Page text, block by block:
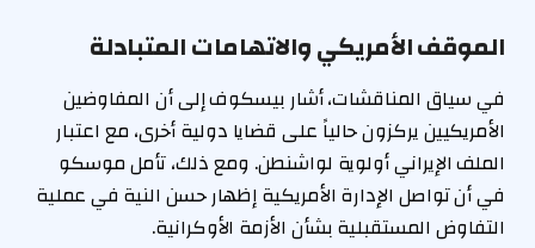
الموقف الأمريكي والاتهامات المتبادلة
في سياق المناقشات، أشار بيسكوف إلى أن المفاوضين
الأمريكيين يركزون حالياً على قضايا دولية أخرى، مع اعتبار
الملف الإيراني أولوية لواشنطن. ومع ذلك، تأمل موسكو
في أن تواصل الإدارة الأمريكية إظهار حسن النية في عملية
التفاوض المستقبلية بشأن الأزمة الأوكرانية.